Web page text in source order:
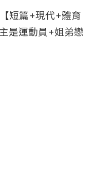
短篇+現代+體育
是運動員+姐弟戀